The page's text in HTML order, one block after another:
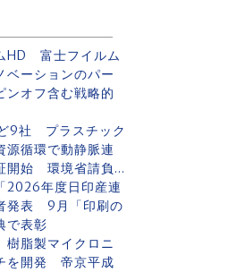
HD 富士フイルム
ベーションのパー
ンオフ含む戦略的
9社 プラスチック
源循環で動静脈連
開始 環境省請負...
年度日印産連
発表 9月「印刷の
で表彰
脂製マイクロニ
を開発 帝京平成